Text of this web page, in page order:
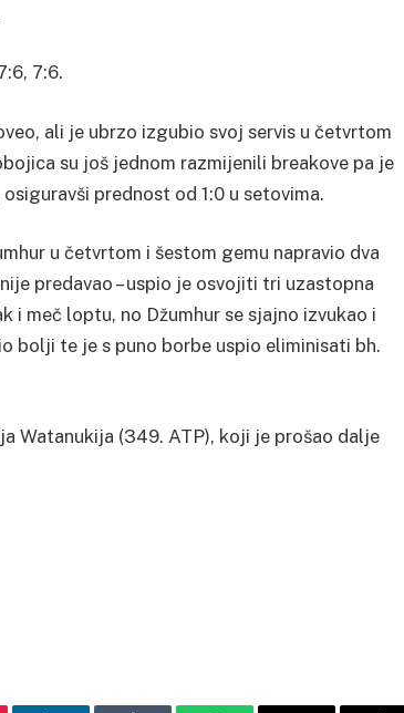
7:6.
ali je ubrzo izgubio svoj servis u četvrtom
su još jednom razmijenili breakove pa je
prednost od 1:0 u setovima.
u četvrtom i šestom gemu napravio dva
predavao – uspio je osvojiti tri uzastopna
i meč loptu, no Džumhur se sjajno izvukao i
bolji te je s puno borbe uspio eliminisati bh.
Watanukija (349. ATP), koji je prošao dalje